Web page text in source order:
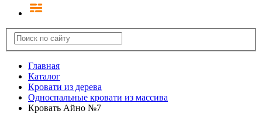
Главная
Каталог
Кровати из дерева
Односпальные кровати из массива
Кровать Айно №7